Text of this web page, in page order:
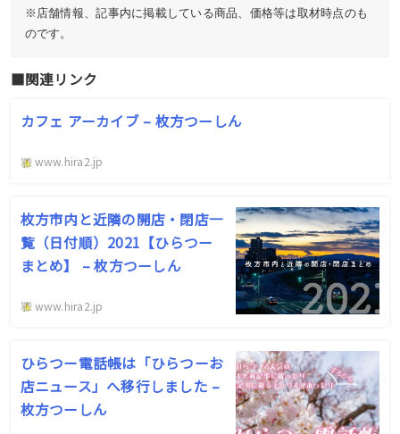
※店舗情報、記事内に掲載している商品、価格等は取材時点のも
のです。
■関連リンク
カフェ アーカイブ – 枚方つーしん
www.hira2.jp
枚方市内と近隣の開店・閉店一
覧（日付順）2021【ひらつー
まとめ】 – 枚方つーしん
www.hira2.jp
ひらつー電話帳は「ひらつーお
店ニュース」へ移行しました –
枚方つーしん